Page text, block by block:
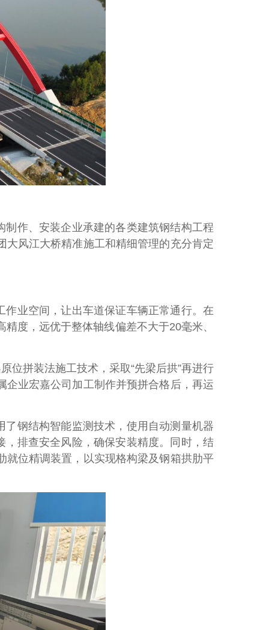
作、安装企业承建的各类建筑钢结构工程
风江大桥精准施工和精细管理的充分肯定
业空间，让出车道保证车辆正常通行。在
度，远优于整体轴线偏差不大于20毫米、
位拼装法施工技术，采取“先梁后拱”再进行
业宏嘉公司加工制作并预拼合格后，再运
钢结构智能监测技术，使用自动测量机器
排查安全风险，确保安装精度。同时，结
就位精调装置，以实现格构梁及钢箱拱肋平